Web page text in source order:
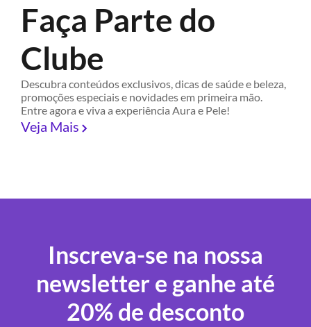
Faça Parte do
Clube
Descubra conteúdos exclusivos, dicas de saúde e beleza,
promoções especiais e novidades em primeira mão.
Entre agora e viva a experiência Aura e Pele!
Veja Mais
Inscreva-se na nossa
newsletter e ganhe até
20% de desconto